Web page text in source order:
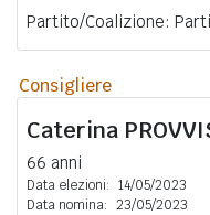
Partito/Coalizione:
Consigliere
Caterina
66 anni
Data elezioni: 14/05/2023
Data nomina: 23/05/2023